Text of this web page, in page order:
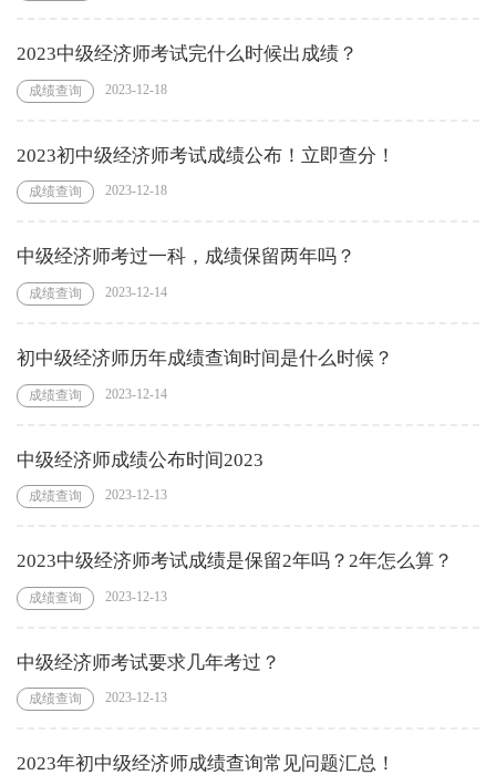
2023中级经济师考试完什么时候出成绩？
成绩查询 2023-12-18
2023初中级经济师考试成绩公布！立即查分！
成绩查询 2023-12-18
中级经济师考过一科，成绩保留两年吗？
成绩查询 2023-12-14
初中级经济师历年成绩查询时间是什么时候？
成绩查询 2023-12-14
中级经济师成绩公布时间2023
成绩查询 2023-12-13
2023中级经济师考试成绩是保留2年吗？2年怎么算？
成绩查询 2023-12-13
中级经济师考试要求几年考过？
成绩查询 2023-12-13
2023年初中级经济师成绩查询常见问题汇总！